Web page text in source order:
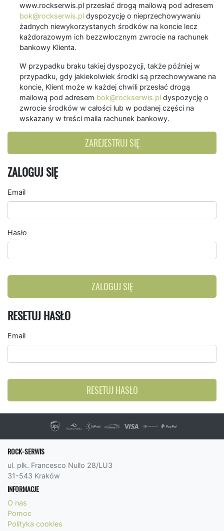
www.rockserwis.pl przesłać drogą mailową pod adresem
bok@rockserwis.pl dyspozycję o nieprzechowywaniu
żadnych niewykorzystanych środków na koncie lecz
każdorazowym ich bezzwłocznym zwrocie na rachunek
bankowy Klienta.
W przypadku braku takiej dyspozycji, także później w
przypadku, gdy jakiekolwiek środki są przechowywane na
koncie, Klient może w każdej chwili przesłać drogą
mailową pod adresem bok@rockserwis.pl dyspozycję o
zwrocie środków w całości lub w podanej części na
wskazany w treści maila rachunek bankowy.
ZAREJESTRUJ SIĘ
ZALOGUJ SIĘ
Email
Hasło
ZALOGUJ SIĘ
RESETUJ HASŁO
Email
RESETUJ HASŁO
ROCK-SERWIS
ul. płk. Francesco Nullo 28/LU3
31-543 Kraków
INFORMACJE
O nas
Pomoc
Polityka cookies